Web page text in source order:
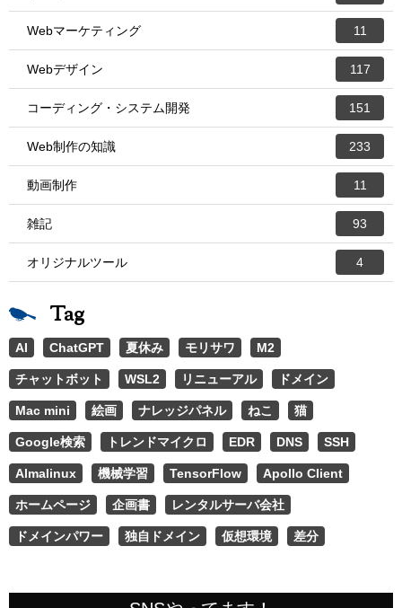
Webマーケティング 11
Webデザイン 117
コーディング・システム開発 151
Web制作の知識 233
動画制作 11
雑記 93
オリジナルツール 4
Tag
AI ChatGPT 夏休み モリサワ M2
チャットボット WSL2 リニューアル ドメイン
Mac mini 絵画 ナレッジパネル ねこ 猫
Google検索 トレンドマイクロ EDR DNS SSH
Almalinux 機械学習 TensorFlow Apollo Client
ホームページ 企画書 レンタルサーバ会社
ドメインパワー 独自ドメイン 仮想環境 差分